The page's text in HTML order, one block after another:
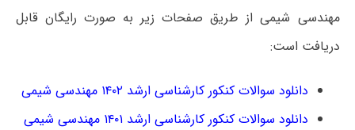
مهندسی شیمی از طریق صفحات زیر به صورت رایگان قابل
دریافت است:
دانلود سوالات کنکور کارشناسی ارشد ۱۴۰۲ مهندسی شیمی
دانلود سوالات کنکور کارشناسی ارشد ۱۴۰۱ مهندسی شیمی